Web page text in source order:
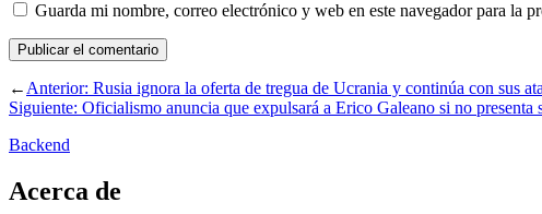
Guarda mi nombre, correo electrónico y web en este navegador para la
←Anterior: Rusia ignora la oferta de tregua de Ucrania y continúa con sus
Siguiente: Oficialismo anuncia que expulsará a Erico Galeano si no presenta
Backend
Acerca de